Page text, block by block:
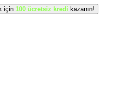
için 100 ücretsiz kredi kazanın!